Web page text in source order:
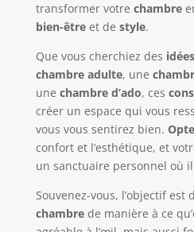
transformer votre chambre
bien-êtreet de style.
Que vous cherchiez des
chambre adulte, une
une chambre d’ado, ces
créer un espace qui vous
vous vous sentirez bien.
confort et l’esthétique, et
un sanctuaire personnel où
Souvenez-vous, l’objectif est
chambrede manière à ce